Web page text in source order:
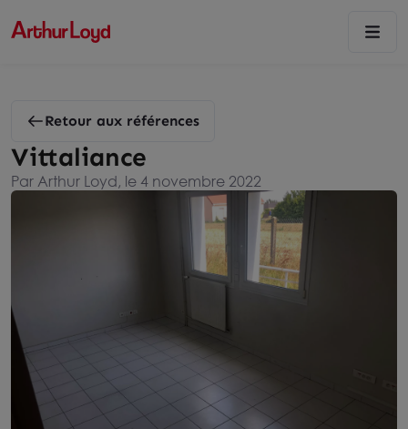
Retour aux références
Vittaliance
Par Arthur Loyd, le 4 novembre 2022